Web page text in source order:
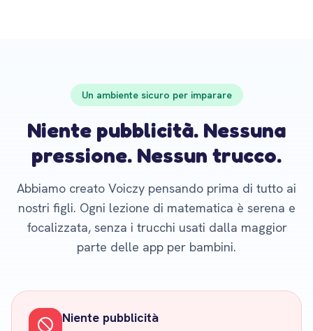
Un ambiente sicuro per imparare
Niente pubblicità. Nessuna
pressione. Nessun trucco.
Abbiamo creato Voiczy pensando prima di tutto ai
nostri figli. Ogni lezione di matematica è serena e
focalizzata, senza i trucchi usati dalla maggior
parte delle app per bambini.
Niente pubblicità